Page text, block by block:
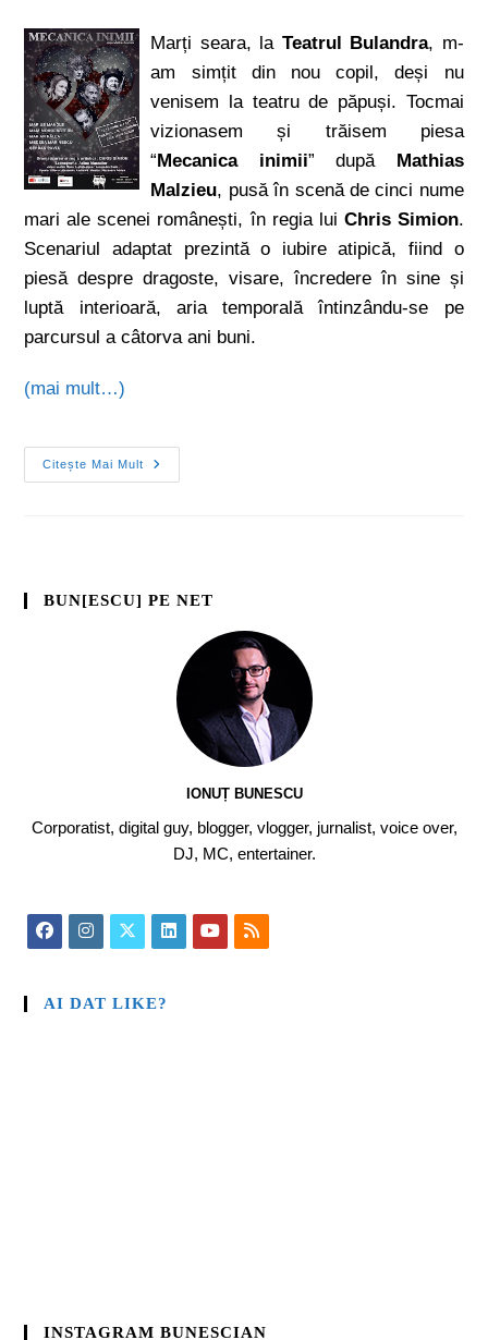
Marți seara, la Teatrul Bulandra, m-
am simțit din nou copil, deși nu
venisem la teatru de păpuși. Tocmai
vizionasem și trăisem piesa
“Mecanica inimii” după Mathias
Malzieu, pusă în scenă de cinci nume
mari ale scenei românești, în regia lui Chris Simion.
Scenariul adaptat prezintă o iubire atipică, fiind o
piesă despre dragoste, visare, încredere în sine și
luptă interioară, aria temporală întinzându-se pe
parcursul a câtorva ani buni.
(mai mult…)
Citește Mai Mult
BUN[ESCU] PE NET
IONUȚ BUNESCU
Corporatist, digital guy, blogger, vlogger, jurnalist, voice over,
DJ, MC, entertainer.
AI DAT LIKE?
INSTAGRAM BUNESCIAN